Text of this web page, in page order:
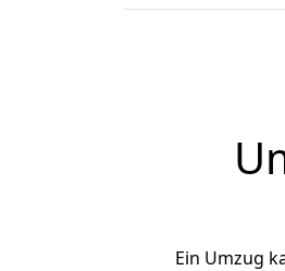
Ein Umzug